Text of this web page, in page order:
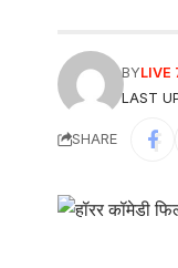
LAST
BYLIVE
SHARE